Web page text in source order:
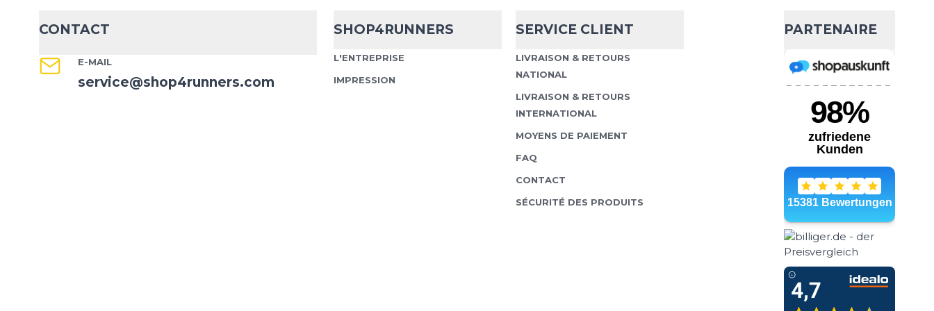
CONTACT
E-MAIL
service@shop4runners.com
SHOP4RUNNERS
L'ENTREPRISE
IMPRESSION
SERVICE CLIENT
LIVRAISON & RETOURS
NATIONAL
LIVRAISON & RETOURS
INTERNATIONAL
MOYENS DE PAIEMENT
FAQ
CONTACT
SÉCURITÉ DES PRODUITS
PARTENAIRE